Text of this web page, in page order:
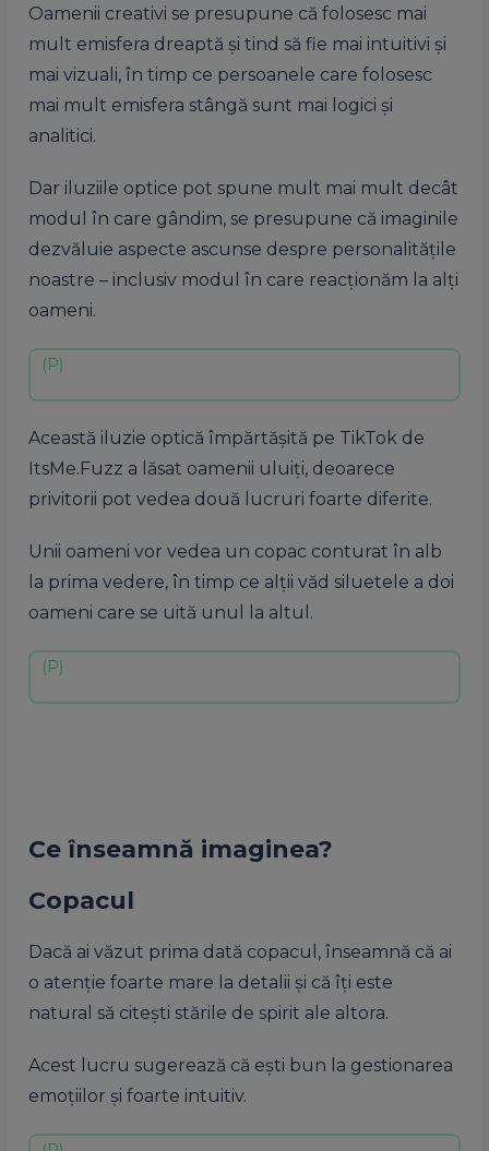
Oamenii creativi se presupune că folosesc mai
mult emisfera dreaptă și tind să fie mai intuitivi și
mai vizuali, în timp ce persoanele care folosesc
mai mult emisfera stângă sunt mai logici și
analitici.
Dar iluziile optice pot spune mult mai mult decât
modul în care gândim, se presupune că imaginile
dezvăluie aspecte ascunse despre personalitățile
noastre – inclusiv modul în care reacționăm la alți
oameni.
Această iluzie optică împărtășită pe TikTok de
ItsMe.Fuzz a lăsat oamenii uluiți, deoarece
privitorii pot vedea două lucruri foarte diferite.
Unii oameni vor vedea un copac conturat în alb
la prima vedere, în timp ce alții văd siluetele a doi
oameni care se uită unul la altul.
Ce înseamnă imaginea?
Copacul
Dacă ai văzut prima dată copacul, înseamnă că ai
o atenție foarte mare la detalii și că îți este
natural să citești stările de spirit ale altora.
Acest lucru sugerează că ești bun la gestionarea
emoțiilor și foarte intuitiv.